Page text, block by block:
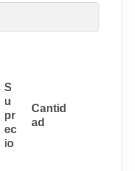
S
u
pr
ec
io
Cantid
ad